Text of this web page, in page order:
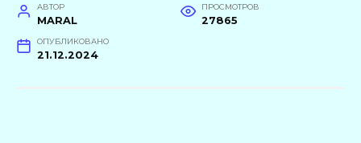
АВТОР
MARAL
ПРОСМОТРОВ
27865
ОПУБЛИКОВАНО
21.12.2024